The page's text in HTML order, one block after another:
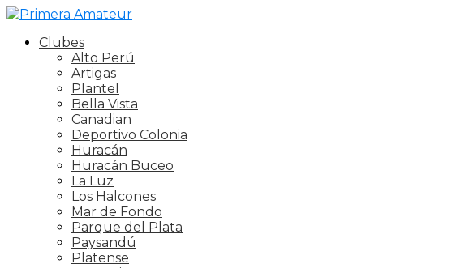
Clubes
Alto Perú
Artigas
Plantel
Bella Vista
Canadian
Deportivo Colonia
Huracán
Huracán Buceo
La Luz
Los Halcones
Mar de Fondo
Parque del Plata
Paysandú
Platense